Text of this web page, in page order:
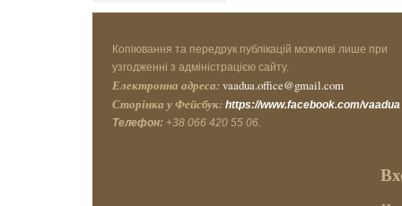
Копіювання та передрук публікацій можливі лише при
узгодженні з адміністрацією сайту.
Електронна адреса: vaadua.office@gmail.com
Сторінка у Фейсбук: https://www.facebook.com/vaadua
Телефон: +38 066 420 55 06.